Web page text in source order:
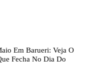
Em Barueri: Veja O
Fecha No Dia Do